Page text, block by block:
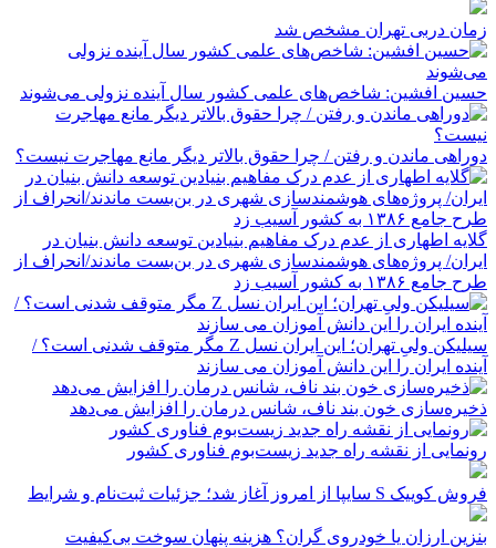
زمان دربی تهران مشخص شد
حسین افشین: شاخص‌های علمی کشور سال آینده نزولی می‌شوند
دوراهی ماندن و رفتن / چرا حقوق بالاتر دیگر مانع مهاجرت نیست؟
گلایه اطهاری از عدم درک مفاهیم بنیادین توسعه دانش بنیان در
ایران/ پروژه‌های هوشمندسازی شهری در بن‌بست ماندند/انحراف از
طرح جامع ۱۳۸۶ به کشور آسیب زد
سیلیکن ولیِ تهران؛ این ایران نسل Z مگر متوقف شدنی است؟ /
آینده ایران را این دانش آموزان می سازند
ذخیره‌سازی خون بند ناف، شانس درمان را افزایش می‌دهد
رونمایی از نقشه راه جدید زیست‌بوم فناوری کشور
فروش کوییک S سایپا از امروز آغاز شد؛ جزئیات ثبت‌نام و شرایط
بنزین ارزان یا خودروی گران؟ هزینه پنهان سوخت بی‌کیفیت